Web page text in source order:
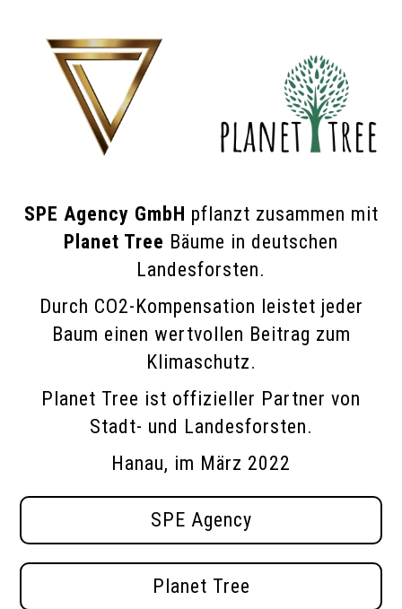
SPE Agency GmbH pflanzt zusammen mit
Planet Tree Bäume in deutschen
Landesforsten.
Durch CO2-Kompensation leistet jeder
Baum einen wertvollen Beitrag zum
Klimaschutz.
Planet Tree ist offizieller Partner von
Stadt- und Landesforsten.
Hanau, im März 2022
SPE Agency
Planet Tree